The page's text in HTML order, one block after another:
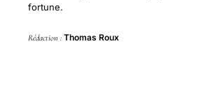
fortune.
Rédaction : Thomas Roux